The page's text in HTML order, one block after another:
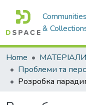
Communities
&
Home